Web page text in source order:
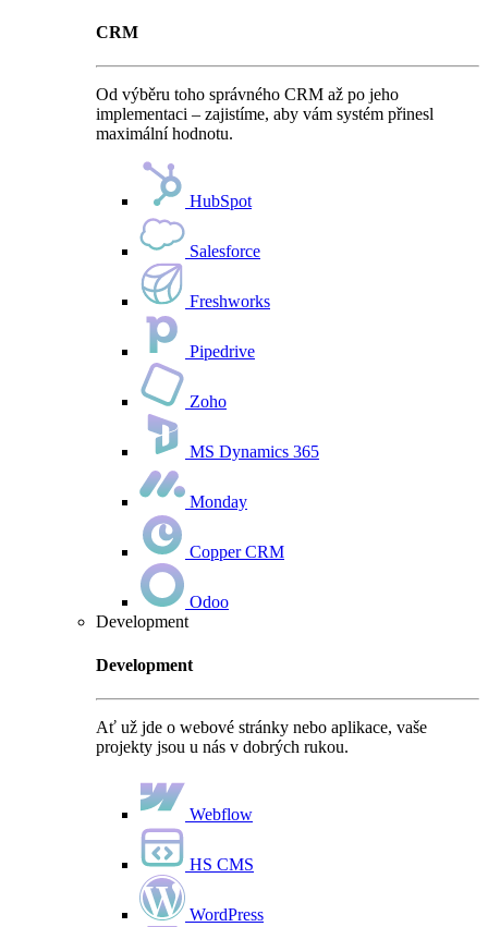
CRM
Od výběru toho správného CRM až po jeho
implementaci – zajistíme, aby vám systém přinesl
maximální hodnotu.
HubSpot
Salesforce
Freshworks
Pipedrive
Zoho
MS Dynamics 365
Monday
Copper CRM
Odoo
Development
Development
Ať už jde o webové stránky nebo aplikace, vaše
projekty jsou u nás v dobrých rukou.
Webflow
HS CMS
WordPress